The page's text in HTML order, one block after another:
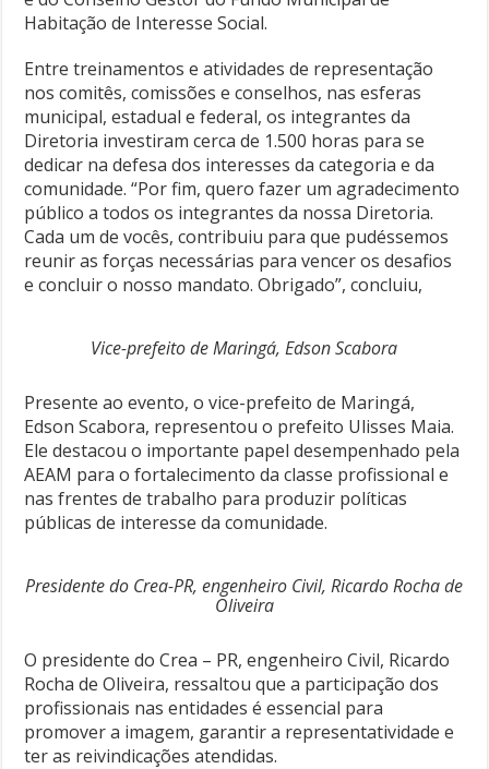
Habitação de Interesse Social.
Entre treinamentos e atividades de representação
nos comitês, comissões e conselhos, nas esferas
municipal, estadual e federal, os integrantes da
Diretoria investiram cerca de 1.500 horas para se
dedicar na defesa dos interesses da categoria e da
comunidade. “Por fim, quero fazer um agradecimento
público a todos os integrantes da nossa Diretoria.
Cada um de vocês, contribuiu para que pudéssemos
reunir as forças necessárias para vencer os desafios
e concluir o nosso mandato. Obrigado”, concluiu,
Vice-prefeito de Maringá, Edson Scabora
Presente ao evento, o vice-prefeito de Maringá,
Edson Scabora, representou o prefeito Ulisses Maia.
Ele destacou o importante papel desempenhado pela
AEAM para o fortalecimento da classe profissional e
nas frentes de trabalho para produzir políticas
públicas de interesse da comunidade.
Presidente do Crea-PR, engenheiro Civil, Ricardo Rocha de
Oliveira
O presidente do Crea – PR, engenheiro Civil, Ricardo
Rocha de Oliveira, ressaltou que a participação dos
profissionais nas entidades é essencial para
promover a imagem, garantir a representatividade e
ter as reivindicações atendidas.